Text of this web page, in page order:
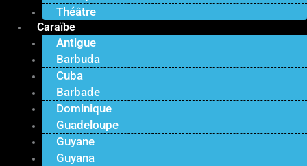
Théâtre
Caraïbe
Antigue
Barbuda
Cuba
Barbade
Dominique
Guadeloupe
Guyane
Guyana